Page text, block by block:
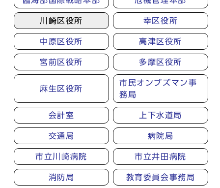
川崎区役所 幸区役所
中原区役所 高津区役所
宮前区役所 多摩区役所
麻生区役所
市民オンブズマン事
務局
会計室 上下水道局
交通局 病院局
市立川崎病院 市立井田病院
消防局 教育委員会事務局